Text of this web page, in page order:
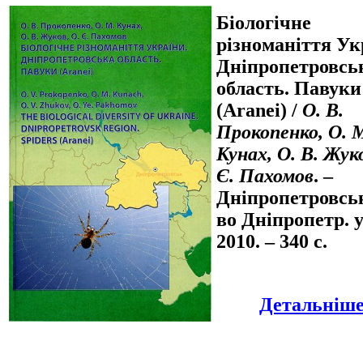
Біологічне
різноманіття
область. Павуки
(Aranei) / О. В.
Прокопенко, О.
Кунах, О. В.
Є. Пахомов. –
во Дніпропетр.
2010. – 340 с.